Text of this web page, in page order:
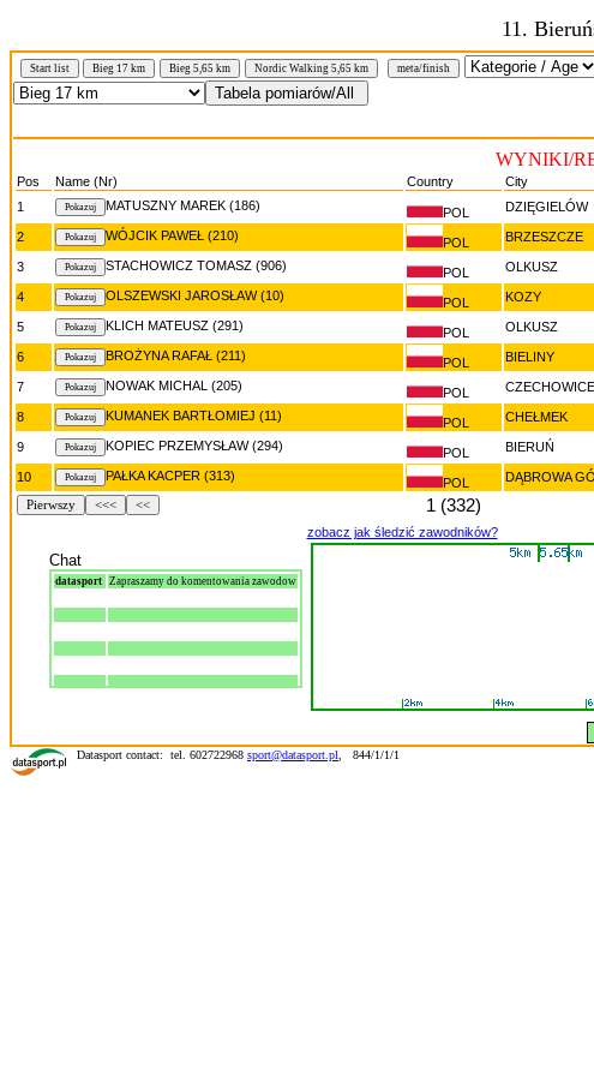
11.
Start list Bieg 17 km Bieg 5,65 km Nordic Walking 5,65 km meta/finish
WYNIKI/
Pos Name (Nr) Country City
1
MATUSZNY MAREK (186) POL DZIĘGIELÓW
2 WÓJCIK PAWEŁ (210) POL BRZESZCZE
3 STACHOWICZ TOMASZ (906) POL OLKUSZ
4 OLSZEWSKI JAROSŁAW (10) POL KOZY
5 KLICH MATEUSZ (291) POL OLKUSZ
6 BROŻYNA RAFAŁ (211) POL BIELINY
7 NOWAK MICHAL (205) POL
8 KUMANEK BARTŁOMIEJ (11) POL CHEŁMEK
9 KOPIEC PRZEMYSŁAW (294) POL BIERUŃ
10 PAŁKA KACPER (313) POL DĄBROWA
Pierwszy <<< << 1 (332)
Chat
datasport Zapraszamy do komentowania zawodow
zobacz jak śledzić zawodników?
Datasport contact: tel. 602722968 sport@datasport.pl 844/1/1/1